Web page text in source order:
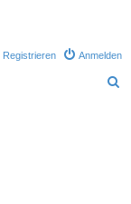
Anmelden
Registrieren